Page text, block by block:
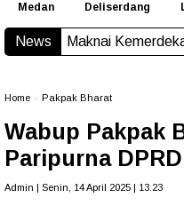
Medan Deliserdang
NewsKemerdekaan RI Ke-
Home Pakpak Bharat
Wabup Pakpak
Paripurna
Admin | Senin, 14 April 2025 | 13.23